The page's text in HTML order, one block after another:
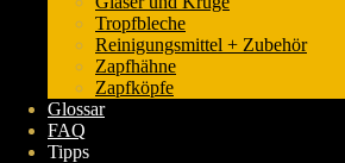
Tropfbleche
Reinigungsmittel + Zubehör
Zapfhähne
Zapfköpfe
Glossar
FAQ
Tipps